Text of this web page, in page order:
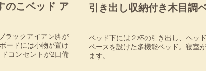
のこベッド ア
ラックアイアン脚が
ードには小物が置け
コンセントが2口備
引き出し収納付き木目調
ベッド下には２杯の引き出し、ヘッ
ペースを設けた多機能ベッド。寝室
ます。